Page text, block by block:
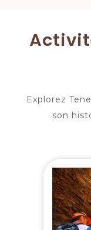
Explorez
son